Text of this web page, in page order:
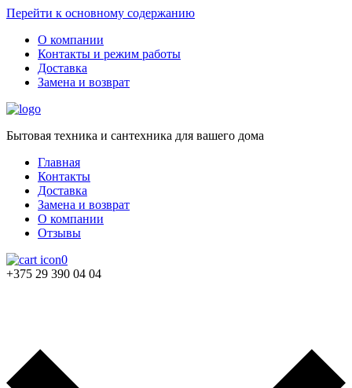
Перейти к основному содержанию
О компании
Контакты и режим работы
Доставка
Замена и возврат
Бытовая техника и сантехника для вашего дома
Главная
Контакты
Доставка
Замена и возврат
О компании
Отзывы
0
+375 29 390 04 04